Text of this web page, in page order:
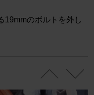
19mmのボルトを外し